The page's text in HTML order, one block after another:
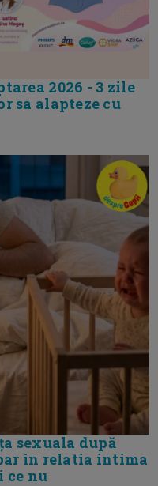
2026 - 3 zile
sa alapteze cu
sexuala după
in relatia intima
ce nu